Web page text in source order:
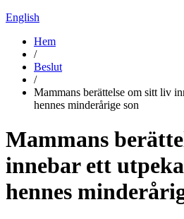
English
Hem
/
Beslut
/
Mammans berättelse om sitt liv
hennes minderårige son
Mammans
innebar ett
hennes